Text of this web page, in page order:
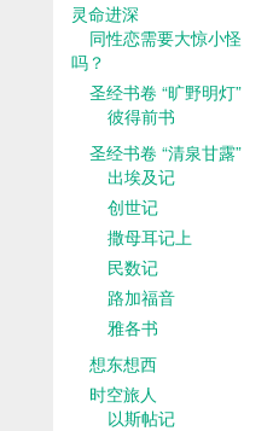
灵命进深
同性恋需要大惊小怪
吗？
圣经书卷 “旷野明灯”
彼得前书
圣经书卷 “清泉甘露”
出埃及记
创世记
撒母耳记上
民数记
路加福音
雅各书
想东想西
时空旅人
以斯帖记